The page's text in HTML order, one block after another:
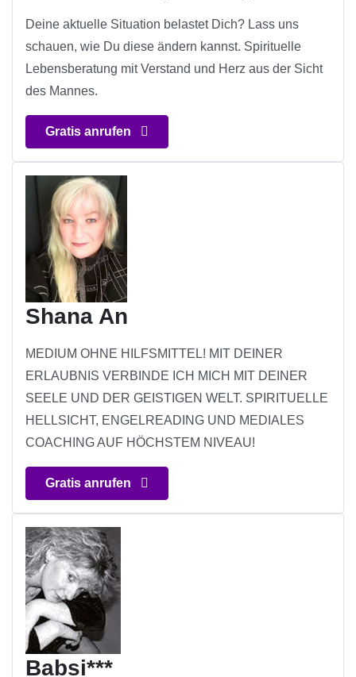
Deine aktuelle Situation belastet Dich? Lass uns
schauen, wie Du diese ändern kannst. Spirituelle
Lebensberatung mit Verstand und Herz aus der Sicht
des Mannes.
Gratis anrufen
Shana An
MEDIUM OHNE HILFSMITTEL! MIT DEINER
ERLAUBNIS VERBINDE ICH MICH MIT DEINER
SEELE UND DER GEISTIGEN WELT. SPIRITUELLE
HELLSICHT, ENGELREADING UND MEDIALES
COACHING AUF HÖCHSTEM NIVEAU!
Gratis anrufen
Babsi***